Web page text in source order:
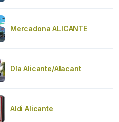
Mercadona ALICANTE
Día Alicante/Alacant
Aldi Alicante